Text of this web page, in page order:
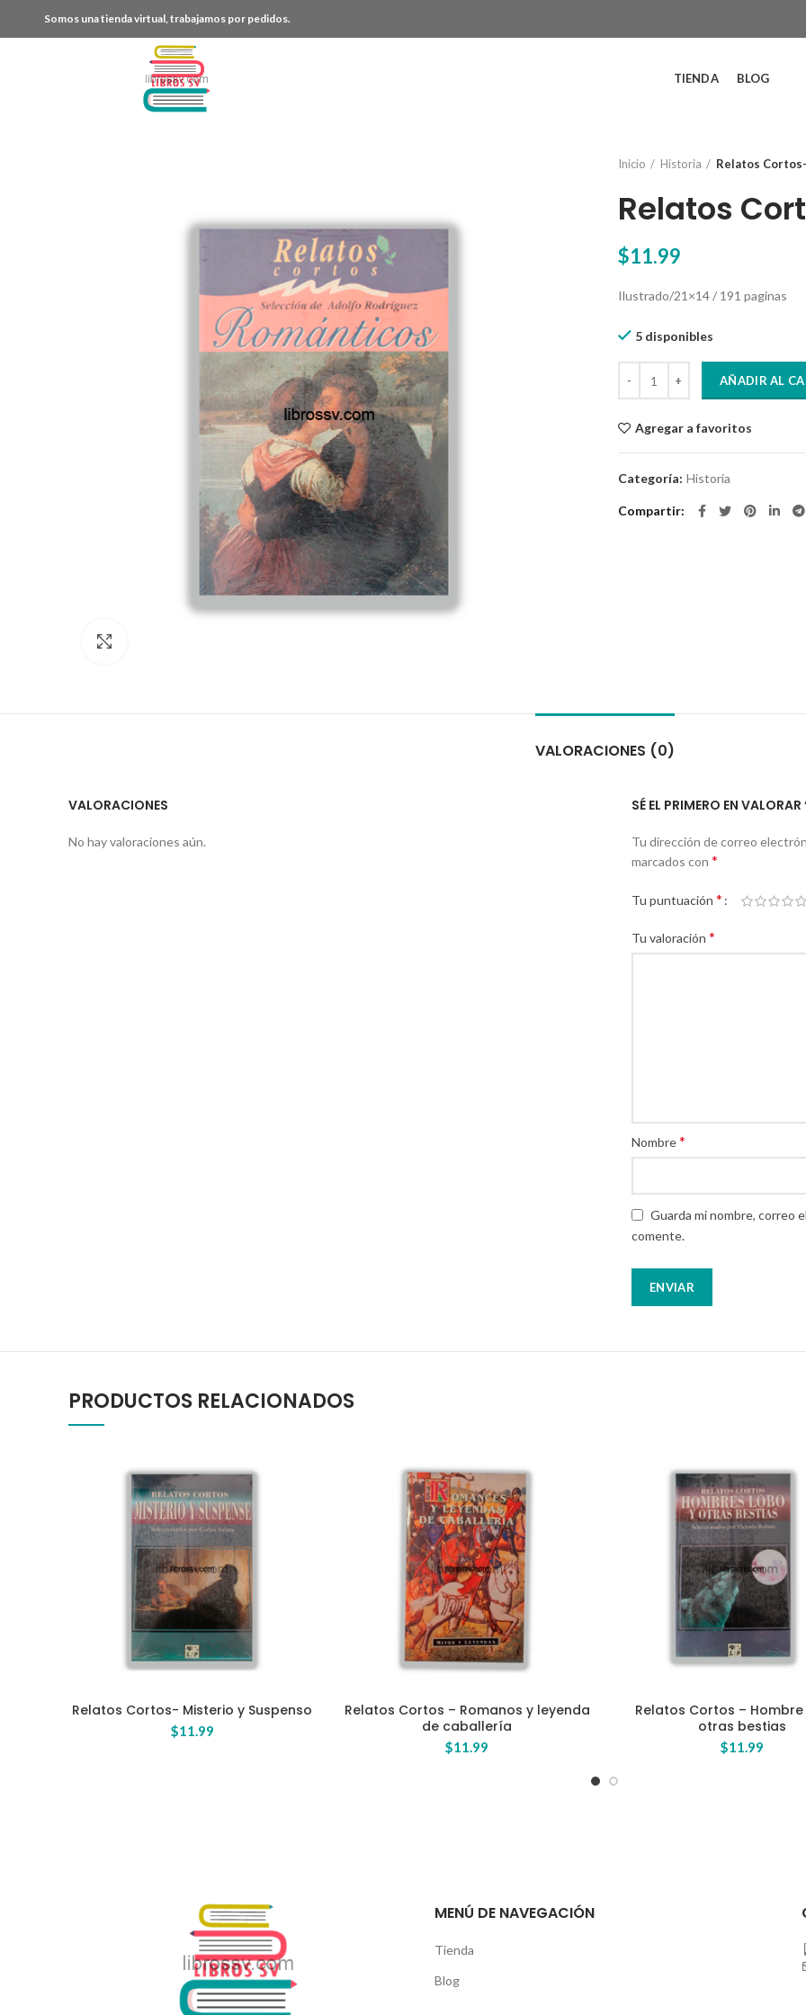
Somos una tienda virtual, trabajamos por pedidos.
TIENDA BLOG
Inicio Historia Relatos
Relatos
$11.99
Ilustrado/21×14 / 191 paginas
5 disponibles
AÑADIR AL
Agregar a favoritos
Categoría: Historia
Compartir
VALORACIONES (0)
VALORACIONES
No hay valoraciones aún.
SÉ EL PRIMERO EN
Tu dirección de correo
marcados con *
Tu puntuación *
Tu valoración *
Nombre*
Guarda mi nombre, correo
comente.
PRODUCTOS RELACIONADOS
AÑADIR AL CARRITO
Relatos Cortos- Misterio y Suspenso
$11.99
AÑADIR AL CARRITO
Relatos Cortos – Romanos y leyenda
de caballería
$11.99
AÑADIR AL CARRITO
Relatos Cortos –
otras bestias
$11.99
MENÚ DE NAVEGACIÓN
Tienda
Blog